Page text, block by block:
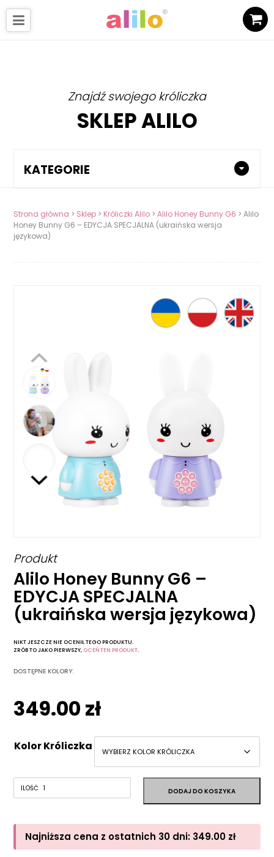
Znajdź swojego króliczka
SKLEP ALILO
KATEGORIE
Strona główna > Sklep > Króliczki Alilo > Alilo Honey Bunny G6 > Alilo
Honey Bunny G6 – EDYCJA SPECJALNA (ukraińska wersja
językowa)
Produkt
Alilo Honey Bunny G6 –
EDYCJA SPECJALNA
(ukraińska wersja językowa)
NIKT JESZCZE NIE OCENIŁ TEGO PRODUKTU.
ZRÓB TO JAKO PIERWSZY, OCEŃ TEN PRODUKT.
DOSTĘPNE KOLORY:
349.00 zł
Kolor Króliczka
Najniższa cena z ostatnich 30 dni: 349.00 zł